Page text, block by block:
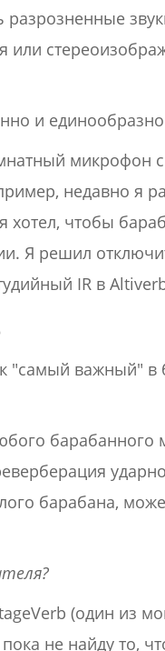
разрозненные
или
и
микрофон
недавно я
чтобы
Я решил
IR в
"самый важный" в
барабанного
барабана,
(один из
не найду то,